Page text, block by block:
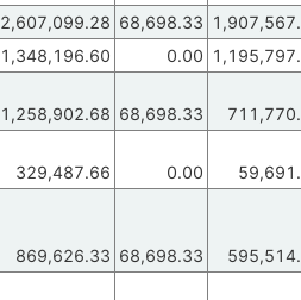
2,607,099.28 68,698.33
1,348,196.60 0.00
1,258,902.68 68,698.33
329,487.66 0.00
869,626.33 68,698.33